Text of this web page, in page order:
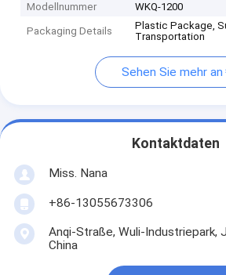
Modellnummer
WKQ-1200
Packaging Details
Plastic Package,
Transportation
Sehen Sie mehr an
Kontaktdaten
Miss. Nana
+86-13055673306
Anqi-Straße, Wuli-Industriepark,
China